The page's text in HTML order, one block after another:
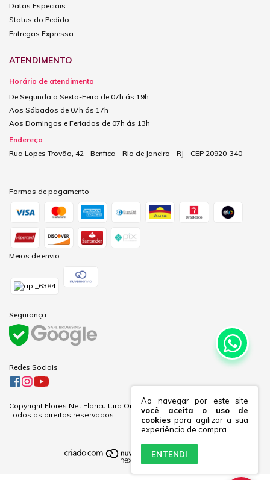
Ao navegar por este site
você aceita o uso de
cookies para agilizar a sua
experiência de compra.
ENTENDI
Datas Especiais
Status do Pedido
Entregas Expressa
ATENDIMENTO
Horário de atendimento
De Segunda a Sexta-Feira de 07h ás 19h
Aos Sábados de 07h ás 17h
Aos Domingos e Feriados de 07h ás 13h
Endereço
Rua Lopes Trovão, 42 - Benfica - Rio de Janeiro - RJ - CEP 20920-340
Formas de pagamento
Meios de envio
Segurança
Redes Sociais
Copyright Flores Net Floricultura Online Ltda - 60281691000170 - 2026.
Todos os direitos reservados.